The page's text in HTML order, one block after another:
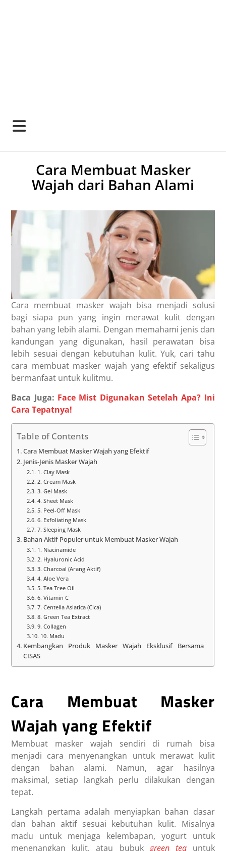
Cara Membuat Masker
Wajah dari Bahan Alami
Cara membuat masker wajah bisa menjadi solusi
bagi siapa pun yang ingin merawat kulit dengan
bahan yang lebih alami. Dengan memahami jenis dan
kandungan yang digunakan, hasil perawatan bisa
lebih sesuai dengan kebutuhan kulit. Yuk, cari tahu
cara membuat masker wajah yang efektif sekaligus
bermanfaat untuk kulitmu.
Baca Juga: Face Mist Digunakan Setelah Apa? Ini
Cara Tepatnya!
Table of Contents
Cara Membuat Masker Wajah yang Efektif
Jenis-Jenis Masker Wajah
1. Clay Mask
2. Cream Mask
3. Gel Mask
4. Sheet Mask
5. Peel-Off Mask
6. Exfoliating Mask
7. Sleeping Mask
Bahan Aktif Populer untuk Membuat Masker Wajah
1. Niacinamide
2. Hyaluronic Acid
3. Charcoal (Arang Aktif)
4. Aloe Vera
5. Tea Tree Oil
6. Vitamin C
7. Centella Asiatica (Cica)
8. Green Tea Extract
9. Collagen
10. Madu
Kembangkan Produk Masker Wajah Eksklusif Bersama
CISAS
Cara Membuat Masker
Wajah yang Efektif
Membuat masker wajah sendiri di rumah bisa
menjadi cara menyenangkan untuk merawat kulit
dengan bahan alami. Namun, agar hasilnya
maksimal, setiap langkah perlu dilakukan dengan
tepat.
Langkah pertama adalah menyiapkan bahan dasar
dan bahan aktif sesuai kebutuhan kulit. Misalnya
madu untuk menjaga kelembapan, yogurt untuk
menenangkan kulit, atau bubukgreen teauntuk